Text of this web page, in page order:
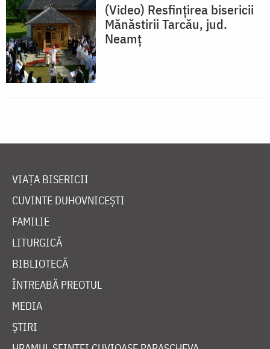
(Video) Resfințirea bisericii
Mănăstirii Tarcău, jud.
Neamț
VIAȚA BISERICII
CUVINTE DUHOVNICEȘTI
FAMILIE
LITURGICĂ
BIBLIOTECĂ
ÎNTREABĂ PREOTUL
MEDIA
ȘTIRI